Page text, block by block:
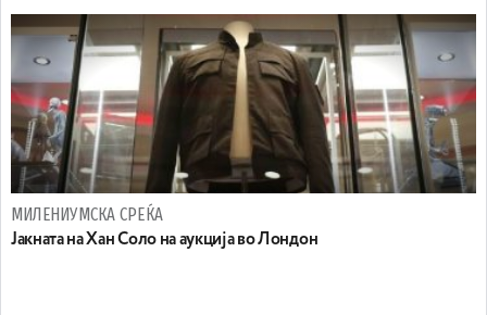
МИЛЕНИУМСКА СРЕЌА
Јакната на Хан Соло на аукција во Лондон